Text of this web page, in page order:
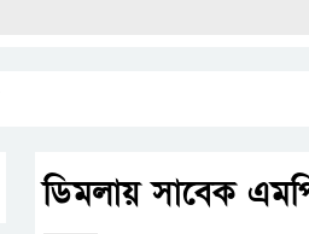
ডিমলায় সাবেক